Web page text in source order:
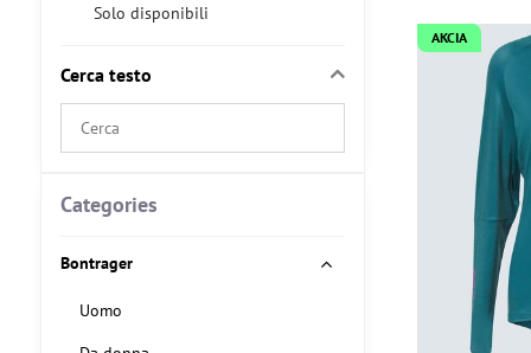
AKCIA
Solo disponibili
Cerca testo
Search
by
Categories
Bontrager
Uomo